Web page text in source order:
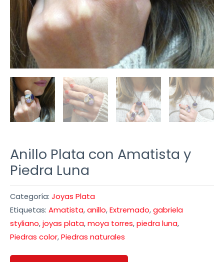
Anillo Plata con Amatista y
Piedra Luna
Categoría: Joyas Plata
Etiquetas: Amatista,anillo,Extremado,gabriela
styliano,joyas plata,moya torres,piedra luna,
Piedras color,Piedras naturales